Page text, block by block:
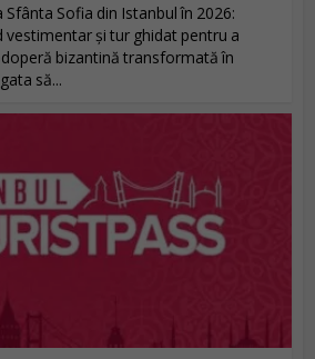
Sofia din Istanbul în 2026:
și tur ghidat pentru a
bizantină transformată în
să...